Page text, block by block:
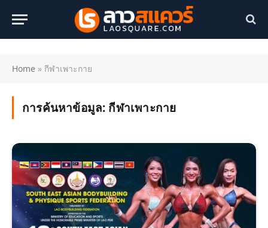
Home » กีฬาเพาะกาย
การค้นหาข้อมูล: กีฬาเพาะกาย